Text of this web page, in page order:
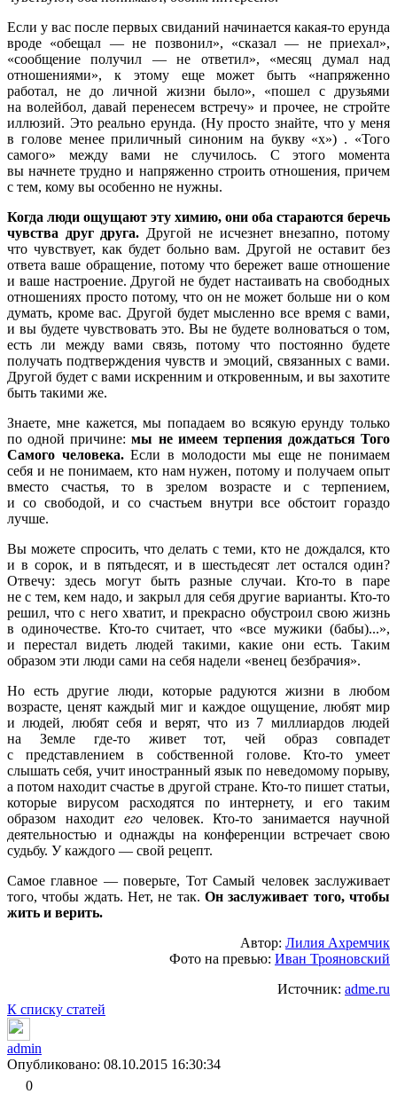
Если у вас после первых свиданий начинается какая-то ерунда
вроде «обещал — не позвонил», «сказал — не приехал»,
«сообщение получил — не ответил», «месяц думал над
отношениями», к этому еще может быть «напряженно
работал, не до личной жизни было», «пошел с друзьями
на волейбол, давай перенесем встречу» и прочее, не стройте
иллюзий. Это реально ерунда. (Ну просто знайте, что у меня
в голове менее приличный синоним на букву «х») . «Того
самого» между вами не случилось. С этого момента
вы начнете трудно и напряженно строить отношения, причем
с тем, кому вы особенно не нужны.
Когда люди ощущают эту химию, они оба стараются беречь
чувства друг друга. Другой не исчезнет внезапно, потому
что чувствует, как будет больно вам. Другой не оставит без
ответа ваше обращение, потому что бережет ваше отношение
и ваше настроение. Другой не будет настаивать на свободных
отношениях просто потому, что он не может больше ни о ком
думать, кроме вас. Другой будет мысленно все время с вами,
и вы будете чувствовать это. Вы не будете волноваться о том,
есть ли между вами связь, потому что постоянно будете
получать подтверждения чувств и эмоций, связанных с вами.
Другой будет с вами искренним и откровенным, и вы захотите
быть такими же.
Знаете, мне кажется, мы попадаем во всякую ерунду только
по одной причине:мы не имеем терпения дождаться Того
Самого человека.Если в молодости мы еще не понимаем
себя и не понимаем, кто нам нужен, потому и получаем опыт
вместо счастья, то в зрелом возрасте и с терпением,
и со свободой, и со счастьем внутри все обстоит гораздо
лучше.
Вы можете спросить, что делать с теми, кто не дождался, кто
и в сорок, и в пятьдесят, и в шестьдесят лет остался один?
Отвечу: здесь могут быть разные случаи. Кто-то в паре
не с тем, кем надо, и закрыл для себя другие варианты. Кто-то
решил, что с него хватит, и прекрасно обустроил свою жизнь
в одиночестве. Кто-то считает, что «все мужики (бабы)...»,
и перестал видеть людей такими, какие они есть. Таким
образом эти люди сами на себя надели «венец безбрачия».
Но есть другие люди, которые радуются жизни в любом
возрасте, ценят каждый миг и каждое ощущение, любят мир
и людей, любят себя и верят, что из 7 миллиардов людей
на Земле где-то живет тот, чей образ совпадет
с представлением в собственной голове. Кто-то умеет
слышать себя, учит иностранный язык по неведомому порыву,
а потом находит счастье в другой стране. Кто-то пишет статьи,
которые вирусом расходятся по интернету, и его таким
образом находит егочеловек. Кто-то занимается научной
деятельностью и однажды на конференции встречает свою
судьбу. У каждого — свой рецепт.
Самое главное — поверьте, Тот Самый человек заслуживает
того, чтобы ждать. Нет, не так. Он заслуживает того, чтобы
жить и верить.
Автор: Лилия Ахремчик
Фото на превью: Иван Трояновский
Источник: adme.ru
К списку статей
admin
Опубликовано: 08.10.2015 16:30:34
0